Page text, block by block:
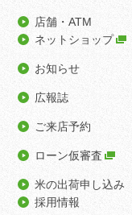
店舗・ATM
ネットショップ
お知らせ
広報誌
ご来店予約
ローン仮審査
米の出荷申し込み
採用情報